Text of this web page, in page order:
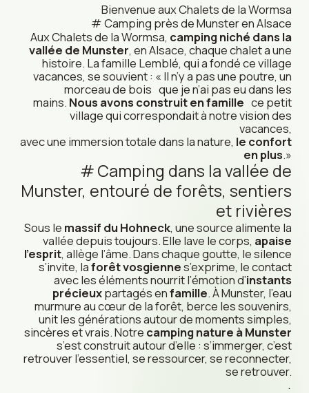
Bienvenue aux Chalets de la Wormsa
Camping près de Munster en Alsace
Aux Chalets de la Wormsa, camping niché dans la
vallée de Munster, en Alsace, chaque chalet a une
histoire. La famille Lemblé, qui a fondé ce village
vacances, se souvient : « Il n’y a pas une poutre, un
morceau de bois que je n’ai pas eu dans les
mains. Nous avons construit en famillece petit
village qui correspondait à notre vision des
vacances,
avec une immersion totale dans la nature, le confort
en plus.»
Camping dans la vallée de
Munster, entouré de forêts, sentiers
et rivières
Sous le massif du Hohneck, une source alimente la
vallée depuis toujours. Elle lave le corps, apaise
l’esprit, allège l’âme. Dans chaque goutte, le silence
s’invite, laforêt vosgiennes’exprime, le contact
avec les éléments nourrit l’émotion d’instants
précieuxpartagés enfamille. À Munster, l’eau
murmure au cœur de la forêt, berce les souvenirs,
unit les générations autour de moments simples,
sincères et vrais. Notre camping nature à Munster
s’est construit autour d’elle : s’immerger, c’est
retrouver l’essentiel, se ressourcer, se reconnecter,
se retrouver.
.